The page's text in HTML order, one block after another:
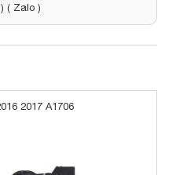
( Zalo )
2017 A1706